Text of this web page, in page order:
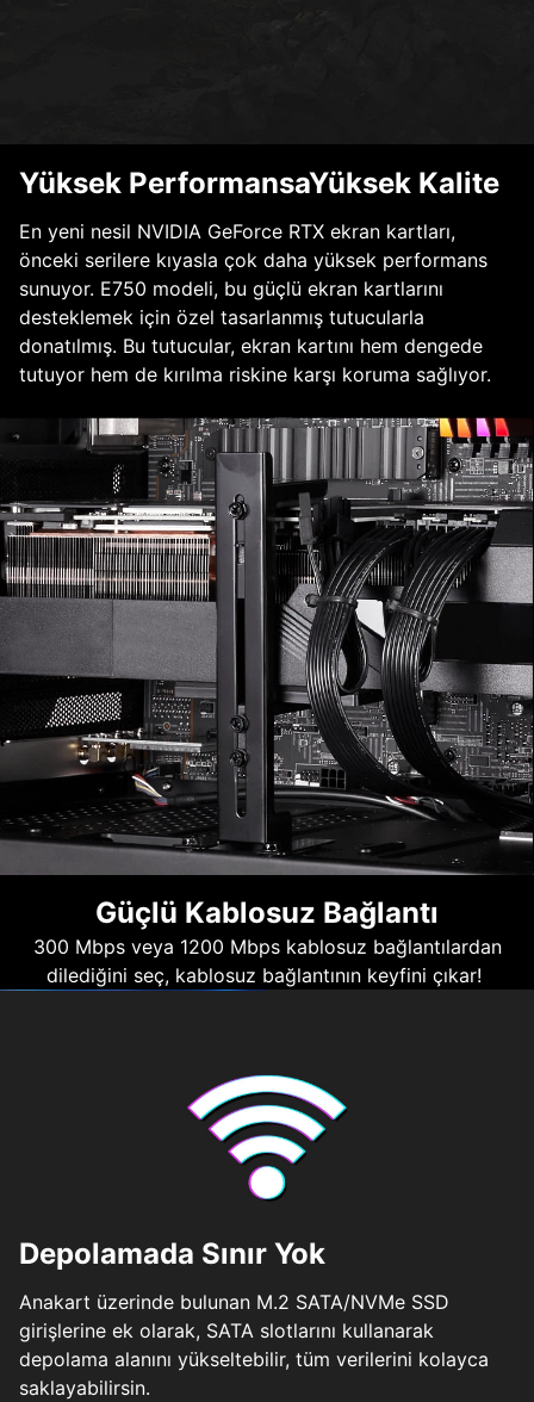
Yüksek PerformansaYüksek Kalite
En yeni nesil NVIDIA GeForce RTX ekran kartları,
önceki serilere kıyasla çok daha yüksek performans
sunuyor. E750 modeli, bu güçlü ekran kartlarını
desteklemek için özel tasarlanmış tutucularla
donatılmış. Bu tutucular, ekran kartını hem dengede
tutuyor hem de kırılma riskine karşı koruma sağlıyor.
Güçlü Kablosuz Bağlantı
300 Mbps veya 1200 Mbps kablosuz bağlantılardan
dilediğini seç, kablosuz bağlantının keyfini çıkar!
Depolamada Sınır Yok
Anakart üzerinde bulunan M.2 SATA/NVMe SSD
girişlerine ek olarak, SATA slotlarını kullanarak
depolama alanını yükseltebilir, tüm verilerini kolayca
saklayabilirsin.